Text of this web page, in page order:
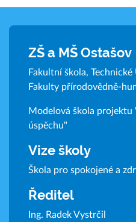
ZŠ a MŠ Ostašov
Fakultní škola,
Fakulty přírodovědně-
Modelová škola projektu
úspěchu"
Vize školy
Škola pro spokojené a
Ředitel
Ing. Radek Vystrčil